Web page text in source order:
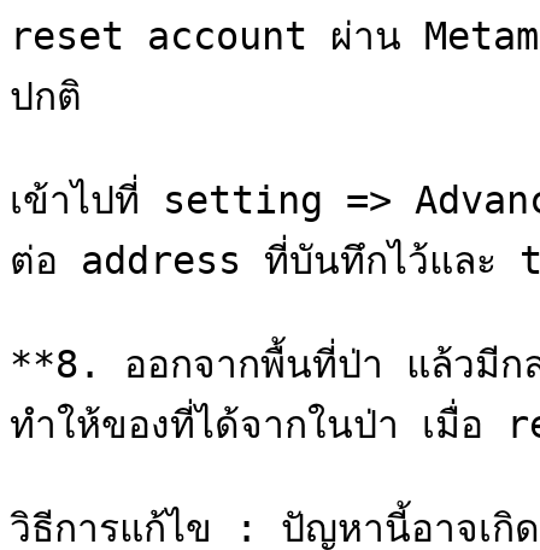
reset account ผ่าน
ปกติ
เข้าไปที่ setting =>
ต่อ address ที่บันทึกไว้และ
**8. ออกจากพื้นที่ป่า แล้วมี
ทำให้ของที่ได้จากในป่า เมื่
วิธีการแก้ไข : ปัญหานี้อาจเกิ